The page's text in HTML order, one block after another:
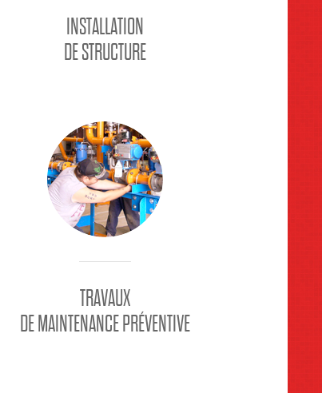
INSTALLATION
DE STRUCTURE
TRAVAUX
DE MAINTENANCE PRÉVENTIVE